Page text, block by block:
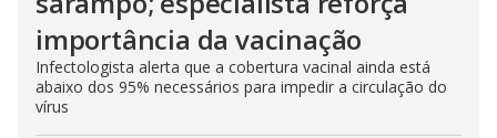
importância da vacinação
Infectologista alerta que a cobertura vacinal ainda está
abaixo dos 95% necessários para impedir a circulação do
vírus